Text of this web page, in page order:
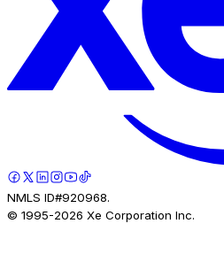
NMLS ID#920968.
© 1995-2026 Xe Corporation Inc.